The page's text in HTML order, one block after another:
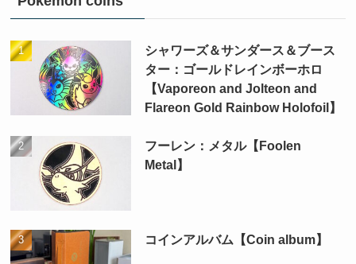
シャワーズ＆サンダース＆ブース
ター：ゴールドレインボーホロ
【Vaporeon and Jolteon and
Flareon Gold Rainbow Holofoil】
フーレン：メタル【Foolen
Metal】
コインアルバム【Coin album】